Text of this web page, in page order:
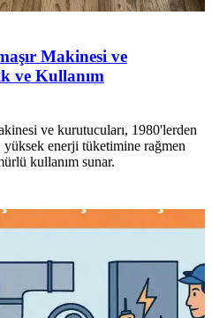
Makinesi ve
ve Kullanım
ve kurutucuları, 1980'lerden
yüksek enerji tüketimine rağmen
kullanım sunar.